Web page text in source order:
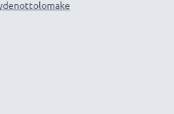
- suojattu oikosululta,